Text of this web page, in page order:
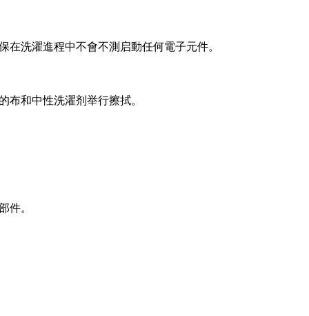
洗濯進程中不會不測启動任何電子元件。
布和中性洗濯剂举行擦拭。
件。